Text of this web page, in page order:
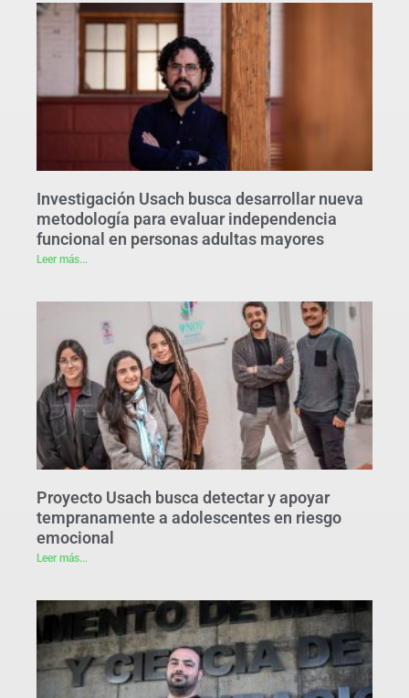
Investigación Usach busca desarrollar nueva
metodología para evaluar independencia
funcional en personas adultas mayores
Leer más...
Proyecto Usach busca detectar y apoyar
tempranamente a adolescentes en riesgo
emocional
Leer más...